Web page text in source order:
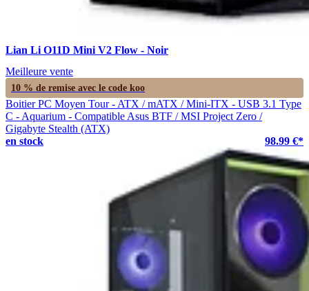
Lian Li O11D Mini V2 Flow - Noir
Meilleure vente
10 % de remise avec le code koo
Boitier PC Moyen Tour - ATX / mATX / Mini-ITX - USB 3.1 Type
C - Aquarium - Compatible Asus BTF / MSI Project Zero /
Gigabyte Stealth (ATX)
en stock
98.99 €*